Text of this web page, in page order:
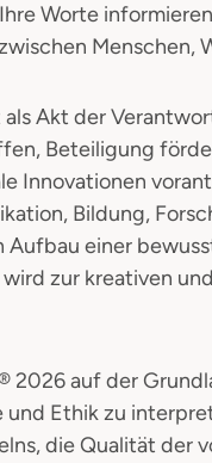
Worte
Menschen,
Akt der
Beteiligung
Innovationen
Bildung,
einer
zur kreativen
2026 auf der
Ethik zu
die Qualität der